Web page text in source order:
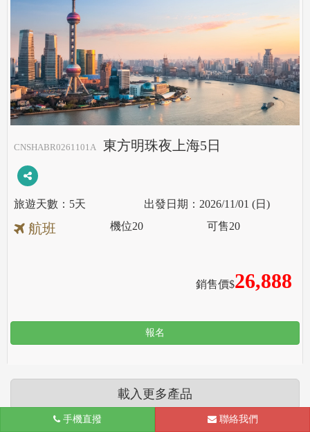
CNSHABR0261101A 東方明珠夜上海5日
5天 2026/11/01 (日)
航班
銷售價$26,888
機位20 可售20
報名
載入更多產品
手機直撥 聯絡我們